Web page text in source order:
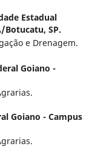
Estadual
Botucatu, SP.
e Drenagem.
Goiano -
Goiano - Campus